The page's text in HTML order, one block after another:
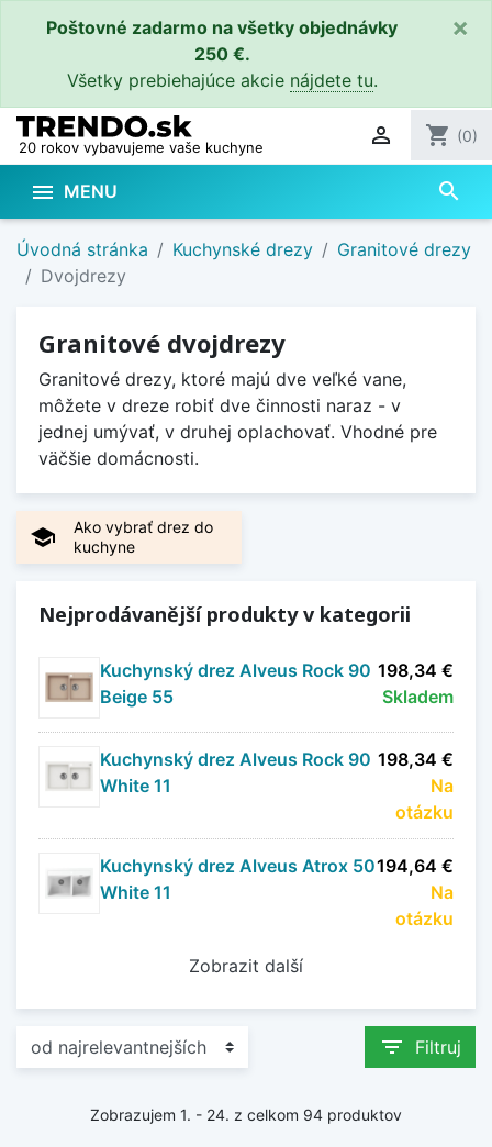
Poštovné zadarmo na všetky objednávky
250 €.
Všetky prebiehajúce akcie nájdete tu.
×
20 rokov vybavujeme vaše kuchyne  shopping_cart (0)
 MENU search
Úvodná stránka Kuchynské drezy
Granitové drezy
Dvojdrezy
Granitové dvojdrezy
Granitové drezy, ktoré majú dve veľké vane,
môžete v dreze robiť dve činnosti naraz - v
jednej umývať, v druhej oplachovať. Vhodné pre
väčšie domácnosti.
school
Ako vybrať drez do
kuchyne
Nejprodávanější produkty v kategorii
Kuchynský drez Alveus Rock 90
Beige 55
198,34 €
Skladem
Kuchynský drez Alveus Rock 90
White 11
198,34 €
Na
otázku
Kuchynský drez Alveus Atrox 50
White 11
194,64 €
Na
otázku
Zobrazit další
filter_list Filtruj
Zobrazujem 1. - 24. z celkom 94 produktov